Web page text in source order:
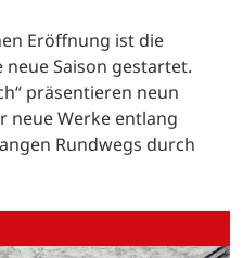
Eröffnung ist die
Saison gestartet.
präsentieren neun
neue Werke entlang
Rundwegs durch